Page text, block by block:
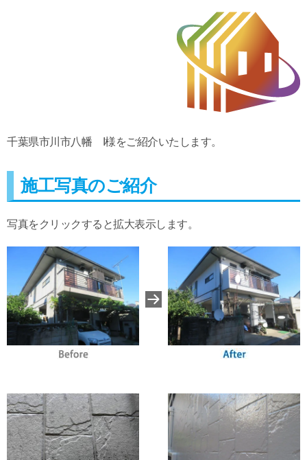
千葉県市川市八幡 I様をご紹介いたします。
施工写真のご紹介
写真をクリックすると拡大表示します。